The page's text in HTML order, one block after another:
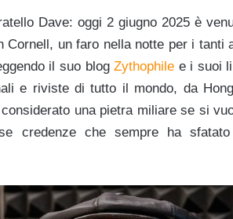
Dave: oggi 2 giugno 2025 è
un faro nella notte per i tanti
il suo blogZythophile e i suoi
e riviste di tutto il mondo, da
considerato una pietra miliare se si
credenze che sempre ha